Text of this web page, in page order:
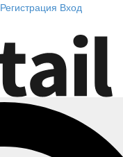
Регистрация Вход